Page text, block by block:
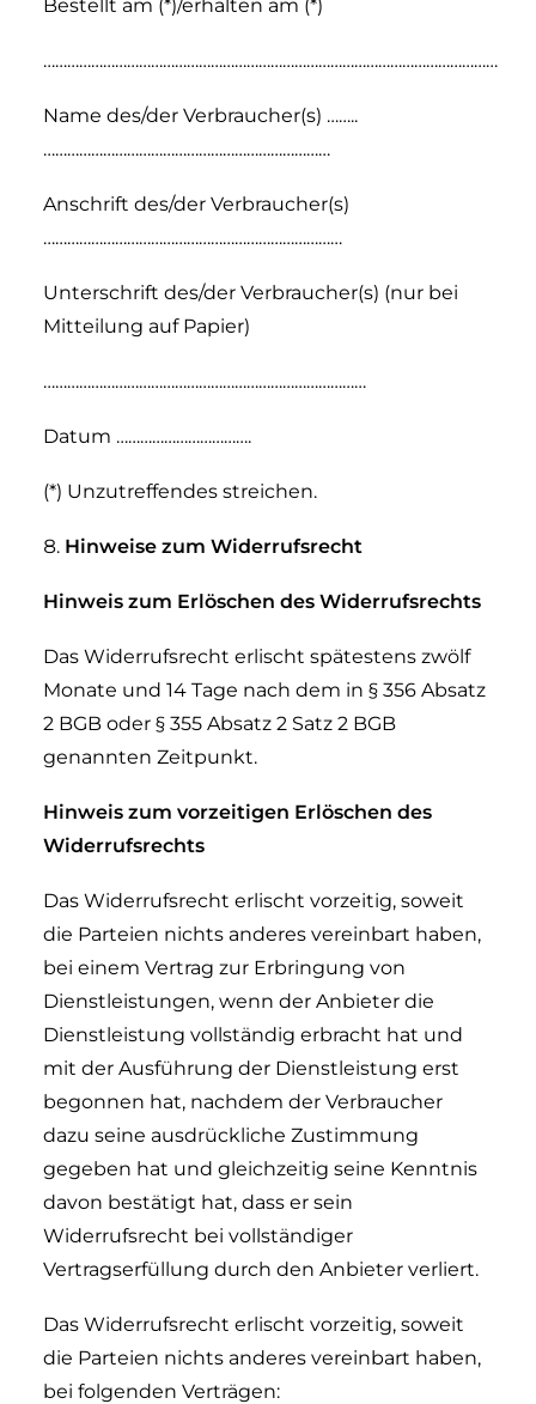
Bestellt am (*)/erhalten am (*)
……………………………………………………………………………………………………
Name des/der Verbraucher(s) ……..
………………………………………………………………
Anschrift des/der Verbraucher(s)
…………………………………………………………………
Unterschrift des/der Verbraucher(s) (nur bei
Mitteilung auf Papier)
………………………………………………………………………
Datum …………………………….
(*) Unzutreffendes streichen.
Hinweise zum Widerrufsrecht
Hinweis zum Erlöschen des Widerrufsrechts
Das Widerrufsrecht erlischt spätestens zwölf
Monate und 14 Tage nach dem in § 356 Absatz
2 BGB oder § 355 Absatz 2 Satz 2 BGB
genannten Zeitpunkt.
Hinweis zum vorzeitigen Erlöschen des
Widerrufsrechts
Das Widerrufsrecht erlischt vorzeitig, soweit
die Parteien nichts anderes vereinbart haben,
bei einem Vertrag zur Erbringung von
Dienstleistungen, wenn der Anbieter die
Dienstleistung vollständig erbracht hat und
mit der Ausführung der Dienstleistung erst
begonnen hat, nachdem der Verbraucher
dazu seine ausdrückliche Zustimmung
gegeben hat und gleichzeitig seine Kenntnis
davon bestätigt hat, dass er sein
Widerrufsrecht bei vollständiger
Vertragserfüllung durch den Anbieter verliert.
Das Widerrufsrecht erlischt vorzeitig, soweit
die Parteien nichts anderes vereinbart haben,
bei folgenden Verträgen: